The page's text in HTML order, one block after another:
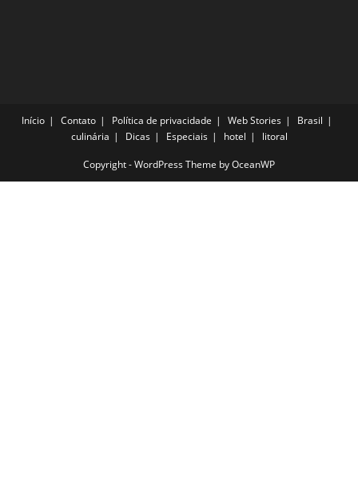
Início Contato Política de privacidade Web Stories
Brasil
culinária
Dicas Especiais hotel litoral
Copyright - WordPress Theme by OceanWP